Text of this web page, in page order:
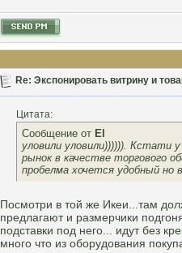
Re: Экспонировать витрину и
Цитата:
Сообщение от El
уловили уловили)))))). Кстати
рынок в качестве торгового
пробелма хочется удобный
Посмотри в той же Икеи...там
предлагают и размерчики
подставки под него... идут без
много что из оборудования